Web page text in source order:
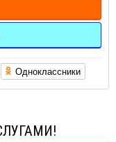
Одноклассники